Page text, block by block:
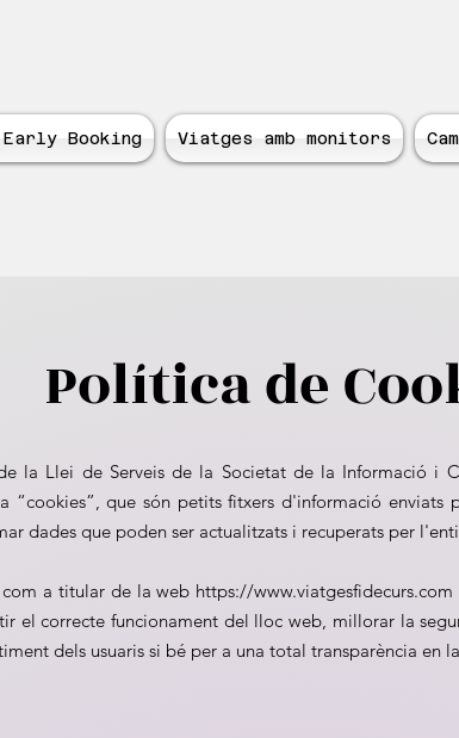
Early Booking Viatges amb monitors
Política de
la Llei de Serveis de la Societat de la Informació i
“cookies”, que són petits fitxers d'informació
dades que poden ser actualitzats i recuperats per
com a titular de la web https://
el correcte funcionament del lloc web, millorar la
dels usuaris si bé per a una total transparència